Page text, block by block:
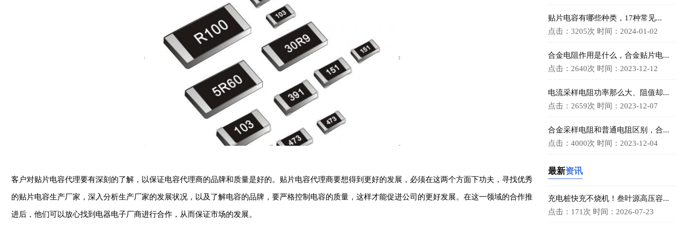
客户对贴片电容代理要有深刻的了解，以保证电容代理商的品牌和质量是好的。贴片电容代理商要想得到更好的发展，必须在这两个方面下功夫，寻找优秀
的贴片电容生产厂家，深入分析生产厂家的发展状况，以及了解电容的品牌，要严格控制电容的质量，这样才能促进公司的更好发展。在这一领域的合作推
进后，他们可以放心找到电器电子厂商进行合作，从而保证市场的发展。
贴片电容有哪些种类，17种常见...
点击：3205次 时间：2024-01-02
合金电阻作用是什么，合金贴片电...
点击：2640次 时间：2023-12-12
电流采样电阻功率那么大、阻值却...
点击：2659次 时间：2023-12-07
合金采样电阻和普通电阻区别，合...
点击：4000次 时间：2023-12-04
最新资讯
充电桩快充不烧机！叁叶源高压容...
点击：171次 时间：2026-07-23